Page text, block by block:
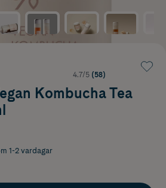
4.7/5 (58)
Kombucha Tea
1-2 vardagar